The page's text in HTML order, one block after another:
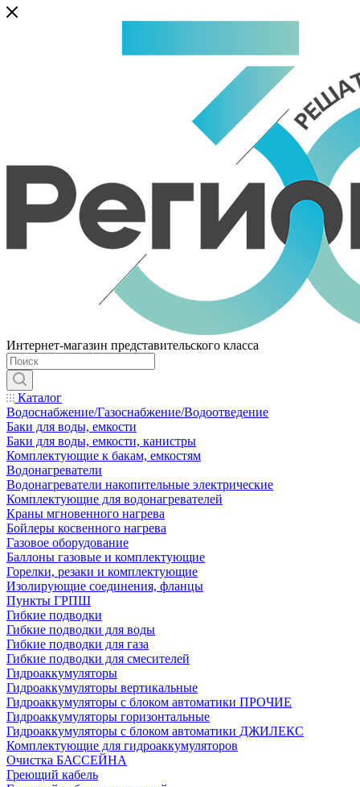
Интернет-магазин представительского класса
Каталог
Водоснабжение/Газоснабжение/Водоотведение
Баки для воды, емкости
Баки для воды, емкости, канистры
Комплектующие к бакам, емкостям
Водонагреватели
Водонагреватели накопительные электрические
Комплектующие для водонагревателей
Краны мгновенного нагрева
Бойлеры косвенного нагрева
Газовое оборудование
Баллоны газовые и комплектующие
Горелки, резаки и комплектующие
Изолирующие соединения, фланцы
Пункты ГРПШ
Гибкие подводки
Гибкие подводки для воды
Гибкие подводки для газа
Гибкие подводки для смесителей
Гидроаккумуляторы
Гидроаккумуляторы вертикальные
Гидроаккумуляторы с блоком автоматики ПРОЧИЕ
Гидроаккумуляторы горизонтальные
Гидроаккумуляторы с блоком автоматики ДЖИЛЕКС
Комплектующие для гидроаккумуляторов
Очистка БАССЕЙНА
Греющий кабель